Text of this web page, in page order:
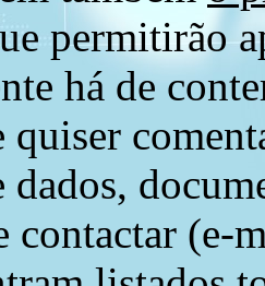
permitirão
há de
quiser
dados,
contactar (e-